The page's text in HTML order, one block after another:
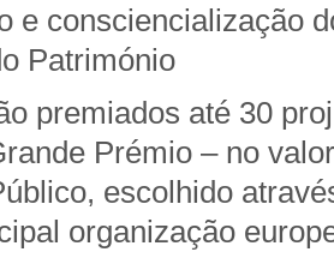
e consciencialização
Património
premiados até 30
Prémio – no
escolhido
organização